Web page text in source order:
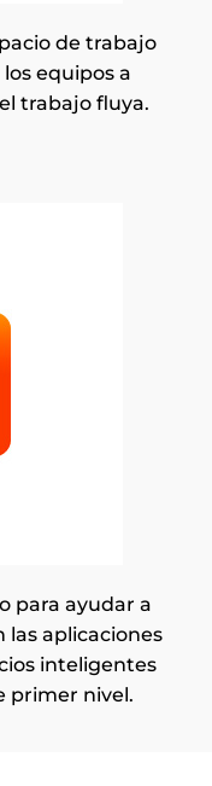
de trabajo
equipos a
trabajo fluya.
para ayudar a
aplicaciones
inteligentes
primer nivel.